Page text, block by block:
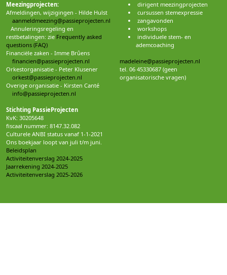
Meezingprojecten:
Afmeldingen, wijzigingen - Hilde Hulst
aanmeldmeezing@passieprojecten.nl
Annuleringsregeling en
restbetalingen: zie Frequently asked
questions (FAQ)
Financiële zaken - Imme Brûens
financien@passieprojecten.nl
Orkestorganisatie - Peter Klusener
orkest@passieprojecten.nl
Overige organisatie - Kirsten Canté
info@passieprojecten.nl
Stichting PassieProjecten
KvK: 30205648
fiscaal nummer: 8147.32.082
Culturele ANBI status vanaf 1-1-2021
Ons boekjaar loopt van juli t/m juni.
Beleidsplan
Activiteitenverslag 2024-2025
Jaarrekening 2024-2025
Activiteitenverslag 2025-2026
dirigent meezingprojecten
cursussen stemexpressie
zangavonden
workshops
individuele stem- en
ademcoaching
madeleine@passieprojecten.nl
tel. 06 45330687 (geen
organisatorische vragen)